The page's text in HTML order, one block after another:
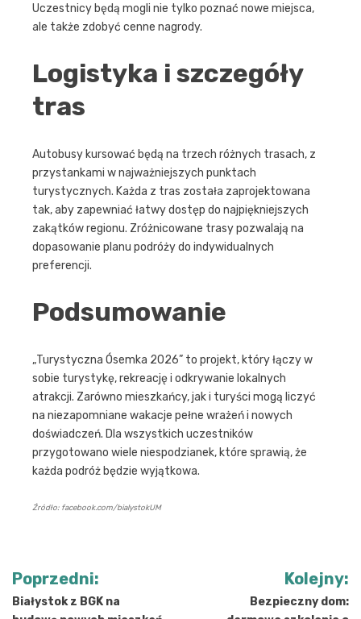
Uczestnicy będą mogli nie tylko poznać nowe miejsca,
ale także zdobyć cenne nagrody.
Logistyka i szczegóły
tras
Autobusy kursować będą na trzech różnych trasach, z
przystankami w najważniejszych punktach
turystycznych. Każda z tras została zaprojektowana
tak, aby zapewniać łatwy dostęp do najpiękniejszych
zakątków regionu. Zróżnicowane trasy pozwalają na
dopasowanie planu podróży do indywidualnych
preferencji.
Podsumowanie
„Turystyczna Ósemka 2026” to projekt, który łączy w
sobie turystykę, rekreację i odkrywanie lokalnych
atrakcji. Zarówno mieszkańcy, jak i turyści mogą liczyć
na niezapomniane wakacje pełne wrażeń i nowych
doświadczeń. Dla wszystkich uczestników
przygotowano wiele niespodzianek, które sprawią, że
każda podróż będzie wyjątkowa.
Źródło: facebook.com/bialystokUM
Nawigacja
wpisu
Poprzedni:
Białystok z BGK na
Kolejny:
Bezpieczny dom: